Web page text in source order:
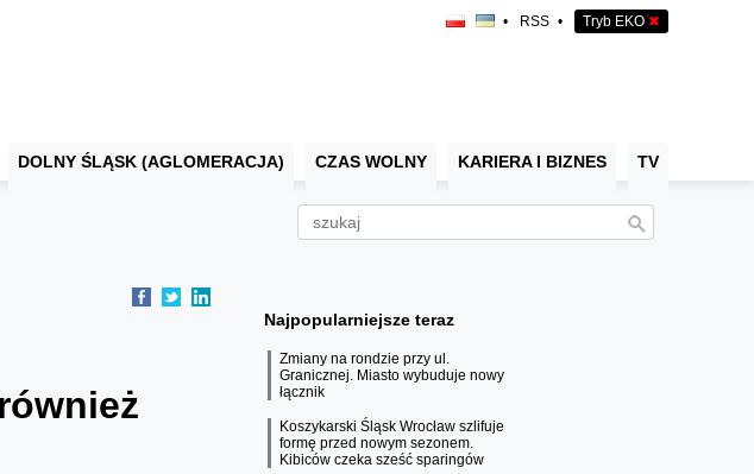
• RSS • Tryb EKO ✖
DOLNY ŚLĄSK (AGLOMERACJA) CZAS WOLNY KARIERA I BIZNES TV
Najpopularniejsze teraz
Zmiany na rondzie przy ul.
Granicznej. Miasto wybuduje nowy
łącznik
Koszykarski Śląsk Wrocław szlifuje
formę przed nowym sezonem.
Kibiców czeka sześć sparingów